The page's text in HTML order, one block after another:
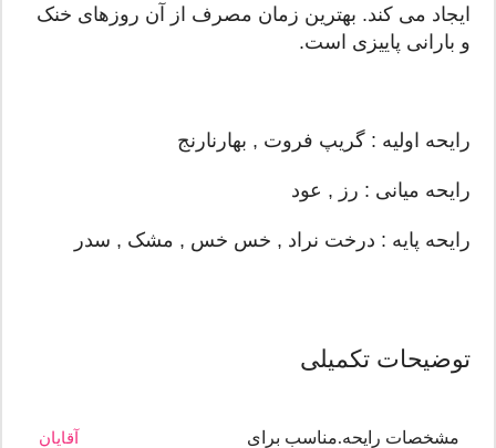
ایجاد می کند. بهترین زمان مصرف از آن روزهای خنک
و بارانی پاییزی است.
رایحه اولیه : گریپ فروت , بهارنارنج
رایحه میانی : رز , عود
رایحه پایه : درخت نراد , خس خس , مشک , سدر
توضیحات تکمیلی
مشخصات رایحه.مناسب برای آقایان